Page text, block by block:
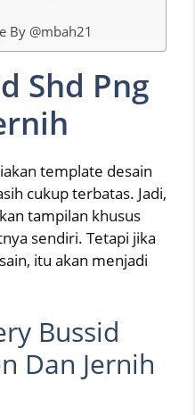
By @mbah21
Shd Png
template desain
cukup terbatas. Jadi,
tampilan khusus
sendiri. Tetapi jika
itu akan menjadi
Bussid
Dan Jernih